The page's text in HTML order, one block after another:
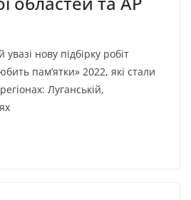
нову підбірку робіт
памʼятки» 2022, які стали
Луганській,